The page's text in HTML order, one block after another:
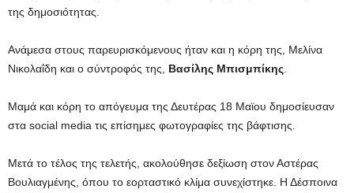
της δημοσιότητας.
Ανάμεσα στους παρευρισκόμενους ήταν και η κόρη της, Μελίνα
Νικολαΐδη και ο σύντροφός της, Βασίλης Μπισμπίκης
Μαμά και κόρη το απόγευμα της Δευτέρας 18 Μαϊου δημοσίευσαν
στα social media τις επίσημες φωτογραφίες της βάφτισης.
Μετά το τέλος της τελετής, ακολούθησε δεξίωση στον Αστέρας
Βουλιαγμένης, όπου το εορταστικό κλίμα συνεχίστηκε. Η Δέσποινα